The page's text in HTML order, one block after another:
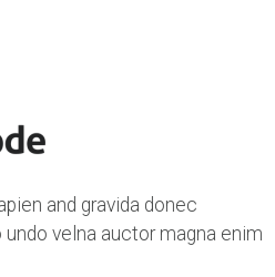
and gravida donec
velna auctor magna enim